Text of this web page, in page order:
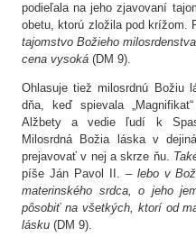
podieľala na jeho zjavovaní
obetu, ktorú zložila pod krížom.
tajomstvo Božieho
cena vysoká (DM 9).
Ohlasuje tiež milosrdnú Božiu
dňa, keď spievala
Alžbety a vedie ľudí k
Milosrdná Božia láska v
prejavovať v nej a skrze ňu.
píše Ján Pavol II. – lebo v
materinského srdca, o jeho
pôsobiť na všetkých, ktorí od
lásku (DM 9).